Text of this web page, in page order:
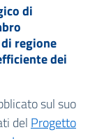
di
regione
dei
sul suo
del Progetto